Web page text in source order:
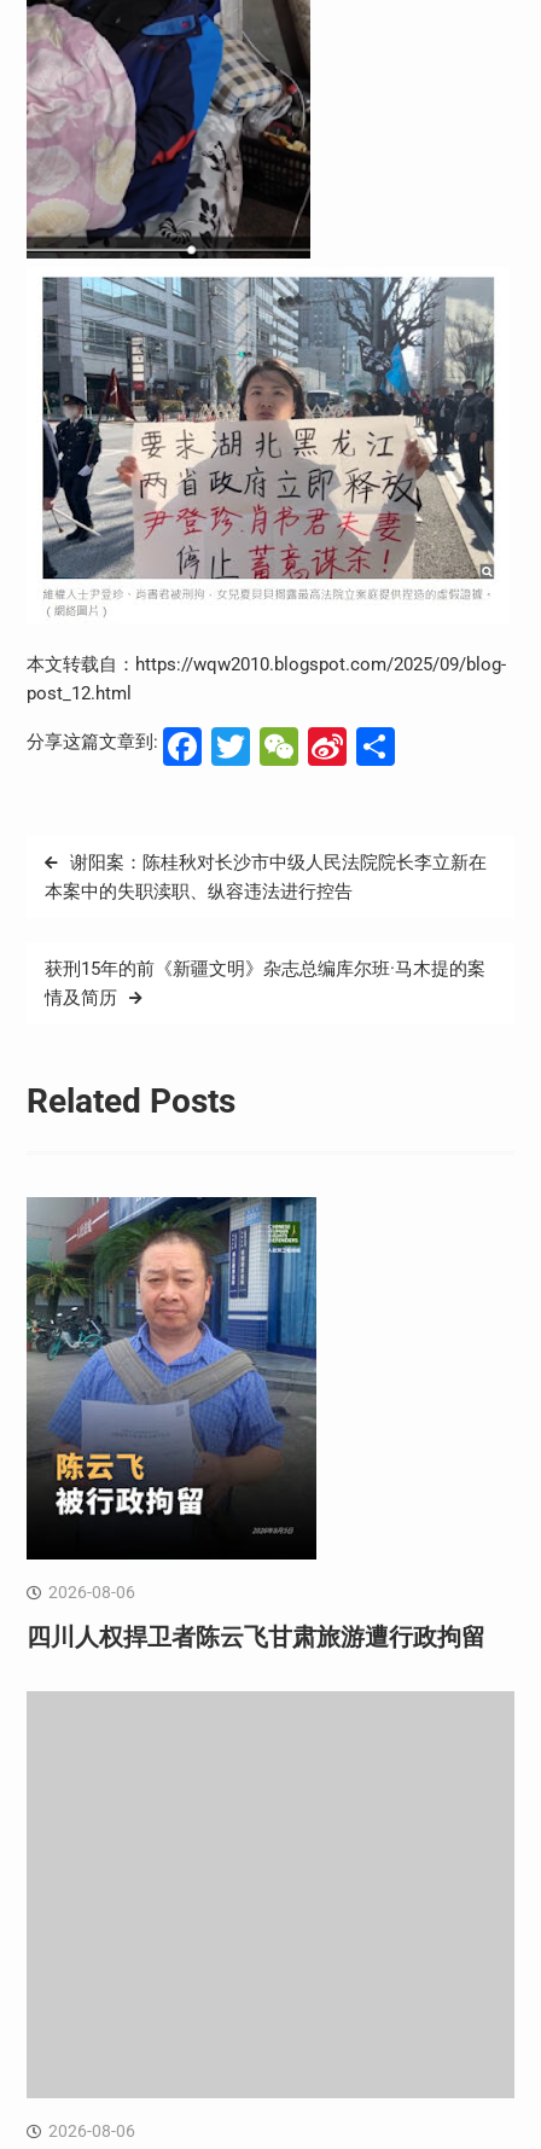
本文转载自：https://wqw2010.blogspot.com/2025/09/blog-
post_12.html
分享这篇文章到: Facebook
Twitter
WeChat
Sina分
文
章
航
谢阳案：陈桂秋对长沙市中级人民法院院长李立新在
本案中的失职渎职、纵容违法进行控告
获刑15年的前《新疆文明》杂志总编库尔班·马木提的案
情及简历
Related Posts
2026-08-06
四川人权捍卫者陈云飞甘肃旅游遭行政拘留
2026-08-06